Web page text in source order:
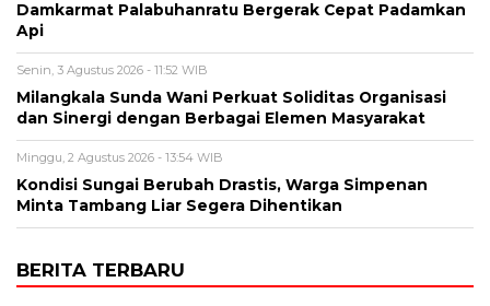
Damkarmat Palabuhanratu Bergerak Cepat Padamkan
Api
Senin, 3 Agustus 2026 - 11:52 WIB
Milangkala Sunda Wani Perkuat Soliditas Organisasi
dan Sinergi dengan Berbagai Elemen Masyarakat
Minggu, 2 Agustus 2026 - 13:54 WIB
Kondisi Sungai Berubah Drastis, Warga Simpenan
Minta Tambang Liar Segera Dihentikan
BERITA TERBARU